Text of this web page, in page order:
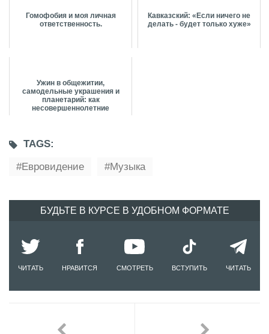
Гомофобия и моя личная
ответственность.
Кавказский: «Если ничего не
делать - будет только хуже»
Ужин в общежитии,
самодельные украшения и
планетарий: как
несовершеннолетние
TAGS:
Евровидение
Музыка
БУДЬТЕ В КУРСЕ В УДОБНОМ ФОРМАТЕ
ЧИТАТЬ НРАВИТСЯ СМОТРЕТЬ ВСТУПИТЬ ЧИТАТЬ